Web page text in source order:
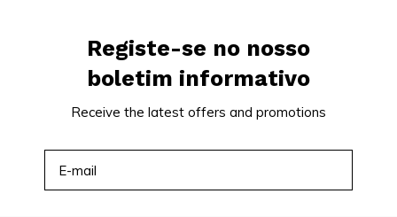
Registe-se no nosso
boletim informativo
Receive the latest offers and promotions